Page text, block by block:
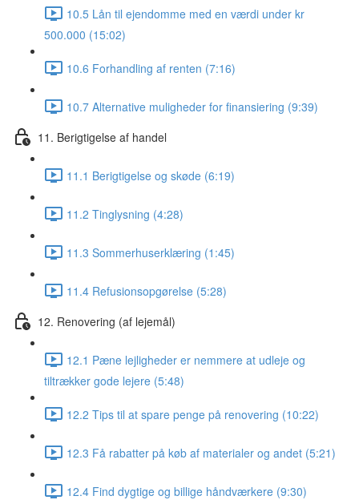
10.5 Lån til ejendomme med en værdi under kr
500.000 (15:02)
10.6 Forhandling af renten (7:16)
10.7 Alternative muligheder for finansiering (9:39)
11. Berigtigelse af handel
11.1 Berigtigelse og skøde (6:19)
11.2 Tinglysning (4:28)
11.3 Sommerhuserklæring (1:45)
11.4 Refusionsopgørelse (5:28)
12. Renovering (af lejemål)
12.1 Pæne lejligheder er nemmere at udleje og
tiltrækker gode lejere (5:48)
12.2 Tips til at spare penge på renovering (10:22)
12.3 Få rabatter på køb af materialer og andet (5:21)
12.4 Find dygtige og billige håndværkere (9:30)